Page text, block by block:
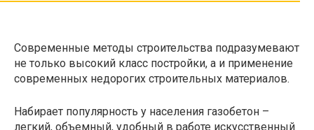
Современные методы строительства подразумевают
не только высокий класс постройки, а и применение
современных недорогих строительных материалов.
Набирает популярность у населения газобетон –
легкий, объемный, удобный в работе искусственный